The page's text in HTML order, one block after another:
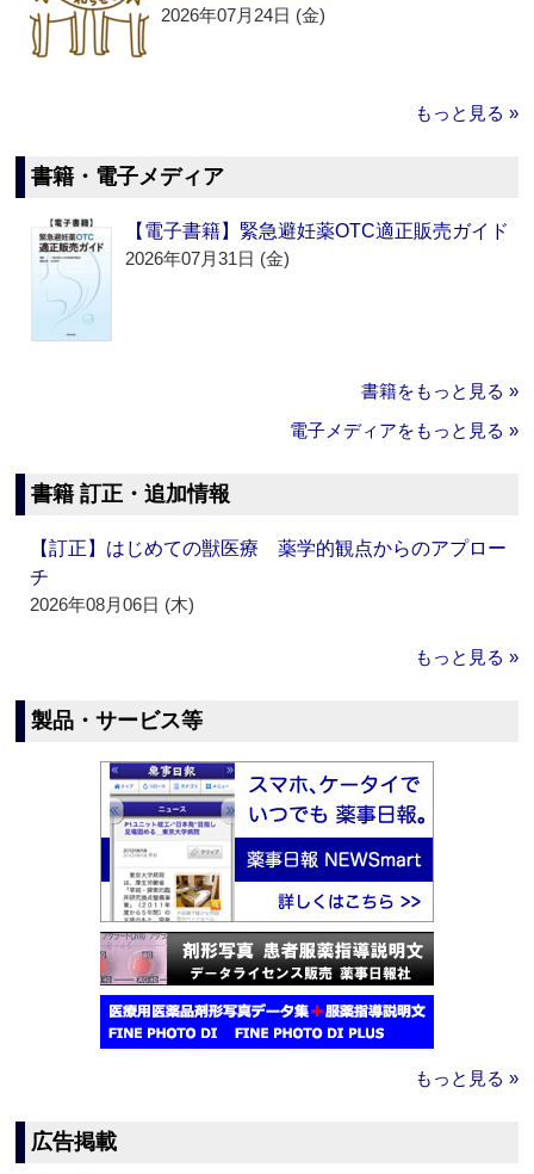
2026年07月24日 (金)
もっと見る »
書籍・電子メディア
【電子書籍】緊急避妊薬OTC適正販売ガイド
2026年07月31日 (金)
書籍をもっと見る »
電子メディアをもっと見る »
書籍 訂正・追加情報
【訂正】はじめての獣医療 薬学的観点からのアプロー
チ
2026年08月06日 (木)
もっと見る »
製品・サービス等
もっと見る »
広告掲載